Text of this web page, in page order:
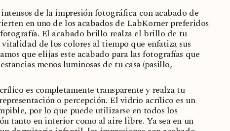
de la impresión fotográfica con acabado de
en uno de los acabados de LabKorner preferidos
El acabado brillo realza el brillo de tu
de los colores al tiempo que enfatiza sus
que elijas este acabado para las fotografías que
menos luminosas de tu casa (pasillo,
es completamente transparente y realza tu
o percepción. El vidrio acrílico es un
por lo que puede utilizarse en todos los
tanto en interior como al aire libre. Ya sea en un